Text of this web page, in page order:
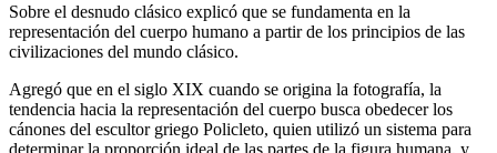
Sobre el desnudo clásico explicó que se fundamenta en la
representación del cuerpo humano a partir de los principios de las
civilizaciones del mundo clásico.
Agregó que en el siglo XIX cuando se origina la fotografía, la
tendencia hacia la representación del cuerpo busca obedecer los
cánones del escultor griego Policleto, quien utilizó un sistema para
determinar la proporción ideal de las partes de la figura humana, y